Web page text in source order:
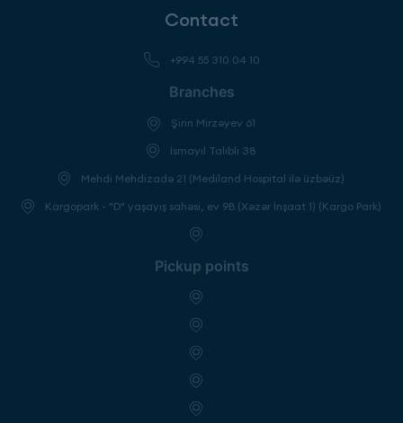
Contact
+994 55 310 04 10
Branches
Şirin Mirzəyev 61
İsmayıl Talıblı 38
Mehdi Mehdizadə 21 (Mediland Hospital ilə üzbəüz)
Kargopark - "D" yaşayış sahəsi, ev 9B (Xəzər İnşaat 1) (Kargo Park)
Pickup points